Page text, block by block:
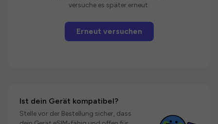
versuche es später erneut.
Erneut versuchen
Ist dein Gerät kompatibel?
Stelle vor der Bestellung sicher, dass